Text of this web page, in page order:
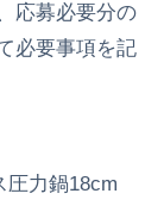
応募必要分の
必要事項を記
力鍋18cm